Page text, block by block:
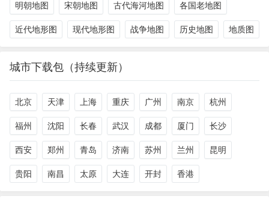
明朝地图 宋朝地图 古代海河地图 各国老地图
近代地形图 现代地形图 战争地图 历史地图 地质图
城市下载包（持续更新）
北京 天津 上海 重庆 广州 南京 杭州
福州 沈阳 长春 武汉 成都 厦门 长沙
西安 郑州 青岛 济南 苏州 兰州 昆明
贵阳 南昌 太原 大连 开封 香港